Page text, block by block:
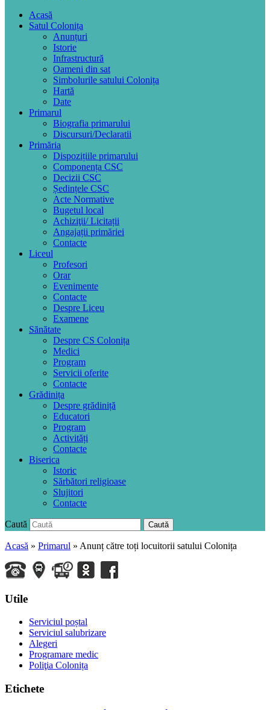
Acasă
Satul Colonița
Anunțuri
Istorie
Infrastructură
Oameni din sat
Simbolurile satului Colonița
Hartă
Date
Primarul
Biografia primarului
Discursuri/Declaratii
Primăria
Dispozițiile primarului
Componența CSC
Decizii CSC
Ședințele CSC
Acte Normative
Bugetul local
Achiziţii/ Licitații
Angajații primăriei
Contacte
Liceul
Profesori
Orar
Evenimente
Contacte
Despre Liceu
Examene
Sănătate
Despre CS Colonița
Medici
Program
Servicii oferite
Contacte
Grădinița
Despre grădiniță
Educatori
Program
Activități
Contacte
Biserica
Istoric
Sărbători religioase
Slujitori
Contacte
Caută Caută
Acasă » Primarul » Anunț către toți locuitorii satului Colonița
Utile
Serviciul poștal
Serviciul salubrizare
Alegeri
Programare medic
Poliţia Colonița
Etichete